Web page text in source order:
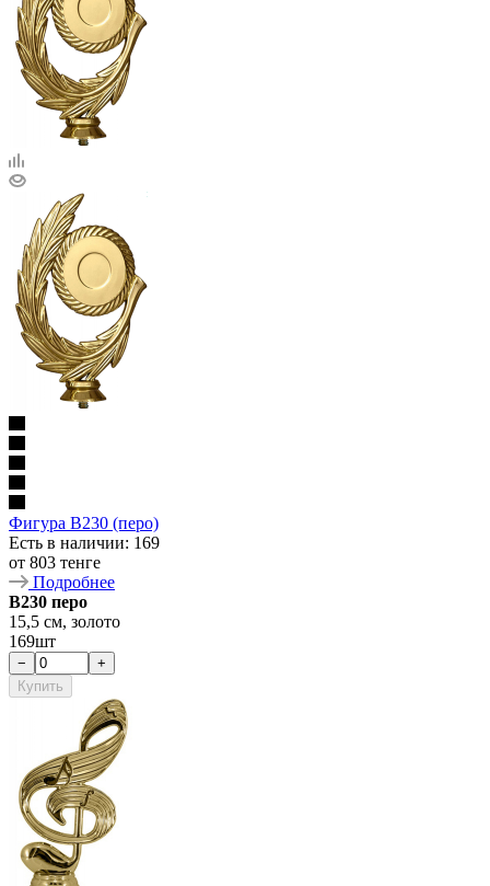
Фигура B230 (перо)
Есть в наличии: 169
от 803 тенге
Подробнее
B230 перо
15,5 см, золото
169шт
−
+
Купить